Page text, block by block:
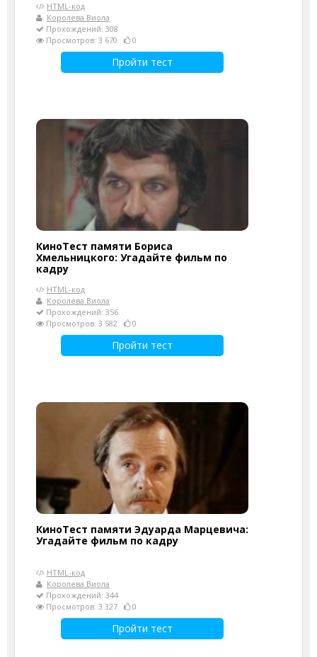
HTML-код
Королева Виола
Прохождений: 308
Просмотров: 3 670
0
Пройти тест
КиноТест памяти Бориса
Хмельницкого: Угадайте фильм по
кадру
HTML-код
Королева Виола
Прохождений: 356
Просмотров: 3 582
0
Пройти тест
КиноТест памяти Эдуарда Марцевича:
Угадайте фильм по кадру
HTML-код
Королева Виола
Прохождений: 344
Просмотров: 3 327
0
Пройти тест